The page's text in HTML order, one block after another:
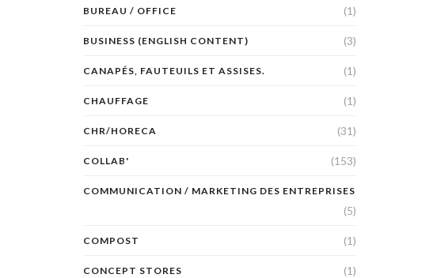
BUREAU / OFFICE (1)
BUSINESS (ENGLISH CONTENT) (3)
CANAPÉS, FAUTEUILS ET ASSISES. (1)
CHAUFFAGE (1)
CHR/HORECA (31)
COLLAB' (153)
COMMUNICATION / MARKETING DES ENTREPRISES
(5)
COMPOST (1)
CONCEPT STORES (1)